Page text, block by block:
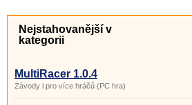
Nejstahovanější v
kategorii
MultiRacer 1.0.4
Závody i pro více hráčů (PC hra)